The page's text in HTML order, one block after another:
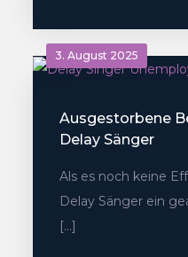
3. August 2025
Ausgestorbene
Delay Sänger
Als es noch keine
Delay Sänger ein
[…]